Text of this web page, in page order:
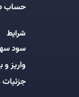
حساب
شرایط
سود
واریز